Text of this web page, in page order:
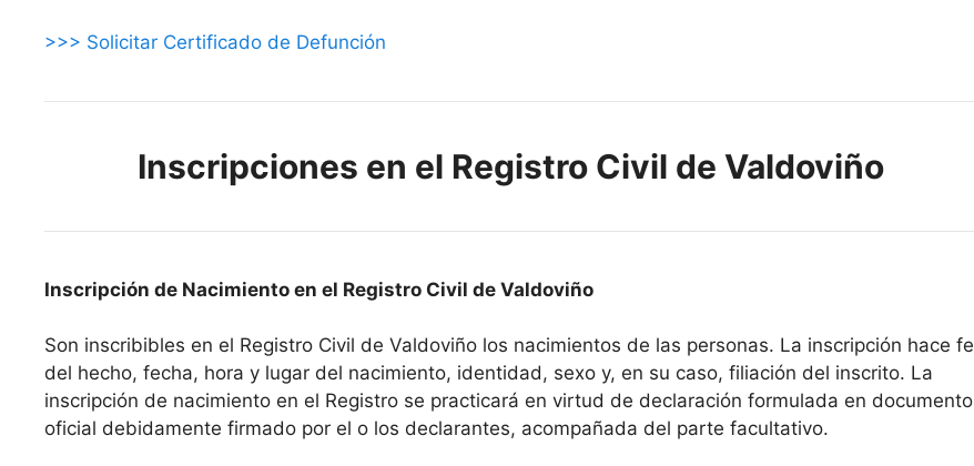
>>> Solicitar Certificado de Defunción
Inscripciones en el Registro Civil de Valdoviño
Inscripción de Nacimiento en el Registro Civil de Valdoviño
Son inscribibles en el Registro Civil de Valdoviño los nacimientos de las personas. La inscripción hace fe
del hecho, fecha, hora y lugar del nacimiento, identidad, sexo y, en su caso, filiación del inscrito. La
inscripción de nacimiento en el Registro se practicará en virtud de declaración formulada en documento
oficial debidamente firmado por el o los declarantes, acompañada del parte facultativo.